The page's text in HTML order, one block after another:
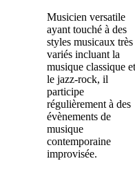
Musicien versatile
ayant touché à des
styles musicaux très
variés incluant la
musique classique et
le jazz-rock, il
participe
régulièrement à des
évènements de
musique
contemporaine
improvisée.